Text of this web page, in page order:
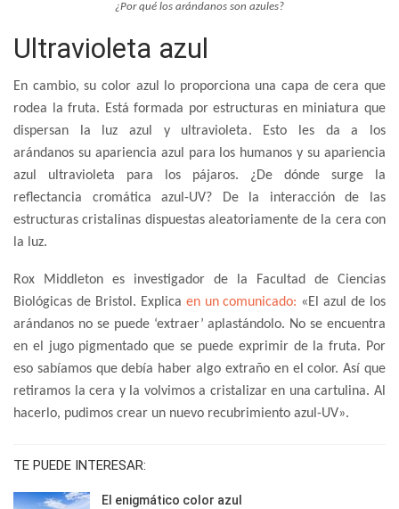
¿Por qué los arándanos son azules?
Ultravioleta azul
En cambio, su color azul lo proporciona una capa de cera que
rodea la fruta. Está formada por estructuras en miniatura que
dispersan la luz azul y ultravioleta. Esto les da a los
arándanos su apariencia azul para los humanos y su apariencia
azul ultravioleta para los pájaros. ¿De dónde surge la
reflectancia cromática azul-UV? De la interacción de las
estructuras cristalinas dispuestas aleatoriamente de la cera con
la luz.
Rox Middleton es investigador de la Facultad de Ciencias
Biológicas de Bristol. Explica en un comunicado: «El azul de los
arándanos no se puede ‘extraer’ aplastándolo. No se encuentra
en el jugo pigmentado que se puede exprimir de la fruta. Por
eso sabíamos que debía haber algo extraño en el color. Así que
retiramos la cera y la volvimos a cristalizar en una cartulina. Al
hacerlo, pudimos crear un nuevo recubrimiento azul-UV».
TE PUEDE INTERESAR:
El enigmático color azul